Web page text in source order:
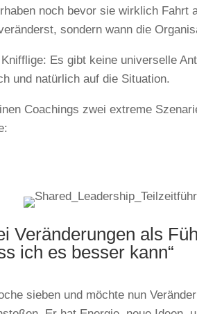
noch bevor sie wirklich Fahrt
sondern wann die
Es gibt keine universelle
und natürlich auf die Situation.
Coachings zwei extreme
Veränderungen als
ich es besser kann“
sieben und möchte nun